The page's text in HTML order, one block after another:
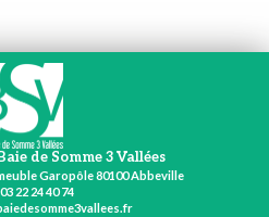
de Somme 3 Vallées
Garopôle 80100 Abbeville
03 22 24 40 74